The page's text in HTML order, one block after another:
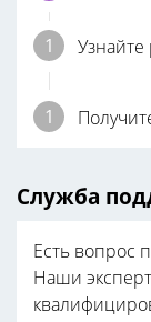
Служба
Есть вопрос
Наши